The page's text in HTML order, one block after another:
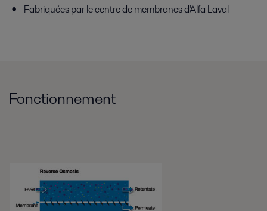
Fabriquées par le centre de membranes d'Alfa Laval
Fonctionnement